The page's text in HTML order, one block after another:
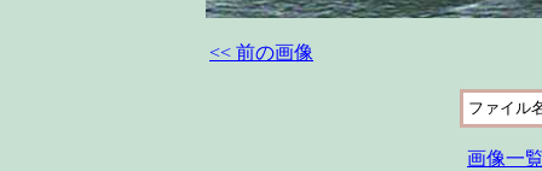
<< 前の画像
ファイル
画像一